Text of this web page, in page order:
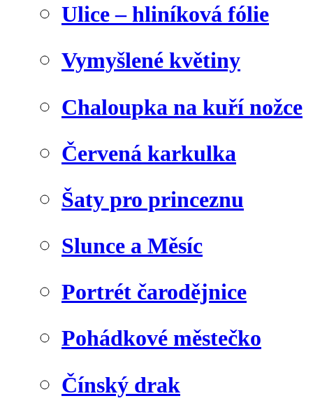
Ulice – hliníková fólie
Vymyšlené květiny
Chaloupka na kuří nožce
Červená karkulka
Šaty pro princeznu
Slunce a Měsíc
Portrét čarodějnice
Pohádkové městečko
Čínský drak